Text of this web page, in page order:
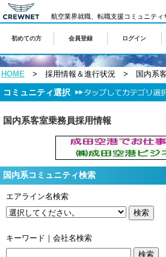
航空業界就職、転職支援コミュニティ
初めての方 会員登録 ログイン
HOME > 採用情報＆進行状況 > 国内系客
コミュニティ選択
国内系客室乗務員採用情報
国内系コミュニティ検索
エアライン名検索
キーワード｜会社名検索